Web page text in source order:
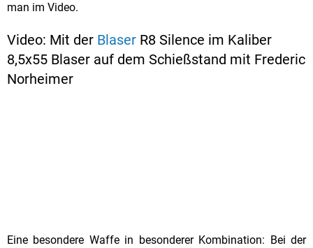
man im Video.
Video: Mit der Blaser R8 Silence im Kaliber
8,5x55 Blaser auf dem Schießstand mit Frederic
Norheimer
Eine besondere Waffe in besonderer Kombination: Bei der